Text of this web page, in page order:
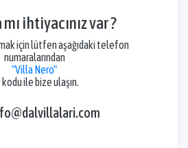
mı ihtiyacınız var ?
için lütfen aşağıdaki telefon
numaralarından
"Villa Nero"
ile bize ulaşın.